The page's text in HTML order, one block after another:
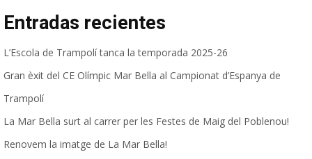
Entradas recientes
L’Escola de Trampolí tanca la temporada 2025-26
Gran èxit del CE Olímpic Mar Bella al Campionat d’Espanya de
Trampolí
La Mar Bella surt al carrer per les Festes de Maig del Poblenou!
Renovem la imatge de La Mar Bella!